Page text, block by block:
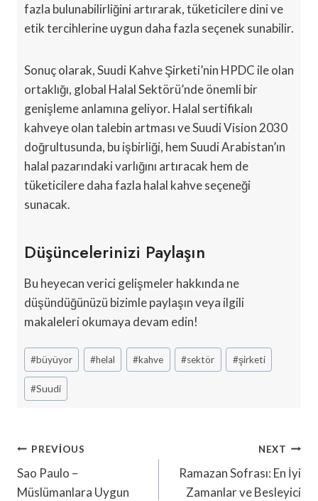
fazla bulunabilirliğini artırarak, tüketicilere dini ve
etik tercihlerine uygun daha fazla seçenek sunabilir.
Sonuç olarak, Suudi Kahve Şirketi’nin HPDC ile olan
ortaklığı, global Halal Sektörü’nde önemli bir
genişleme anlamına geliyor. Halal sertifikalı
kahveye olan talebin artması ve Suudi Vision 2030
doğrultusunda, bu işbirliği, hem Suudi Arabistan’ın
halal pazarındaki varlığını artıracak hem de
tüketicilere daha fazla halal kahve seçeneği
sunacak.
Düşüncelerinizi Paylaşın
Bu heyecan verici gelişmeler hakkında ne
düşündüğünüzü bizimle paylaşın veya ilgili
makaleleri okumaya devam edin!
Post
Tags:
#büyüyor #helal #kahve #sektör #şirketi
#Suudi
Yazı
Gezinmesi
PREVIOUS
Sao Paulo –
Müslümanlara Uygun
NEXT
Ramazan Sofrası: En İyi
Zamanlar ve Besleyici